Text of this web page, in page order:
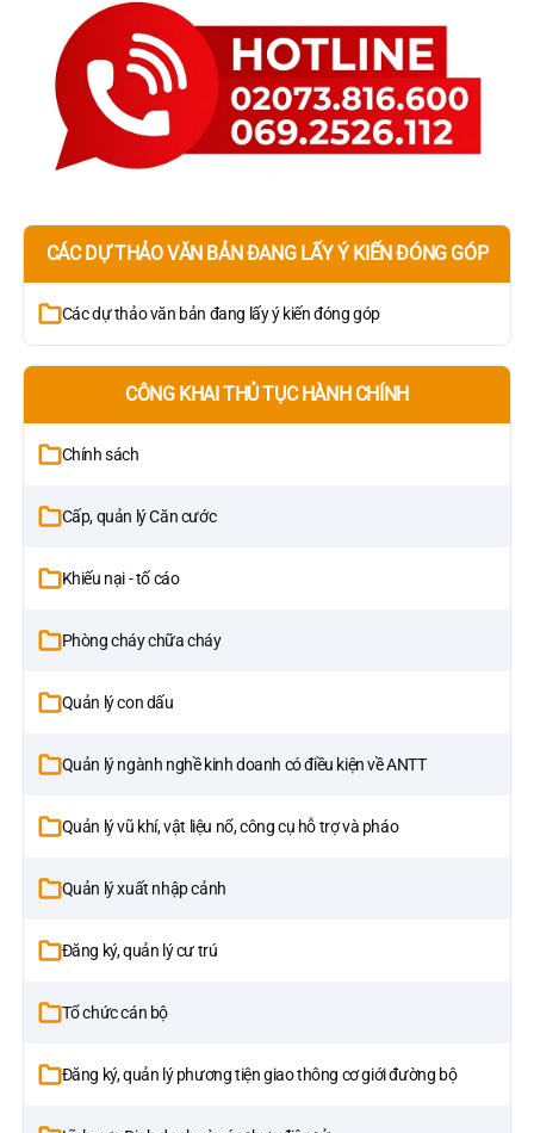
CÁC DỰ THẢO VĂN BẢN ĐANG LẤY Ý KIẾN ĐÓNG GÓP
Các dự thảo văn bản đang lấy ý kiến đóng góp
CÔNG KHAI THỦ TỤC HÀNH CHÍNH
Chính sách
Cấp, quản lý Căn cước
Khiếu nại - tố cáo
Phòng cháy chữa cháy
Quản lý con dấu
Quản lý ngành nghề kinh doanh có điều kiện về ANTT
Quản lý vũ khí, vật liệu nổ, công cụ hỗ trợ và pháo
Quản lý xuất nhập cảnh
Đăng ký, quản lý cư trú
Tổ chức cán bộ
Đăng ký, quản lý phương tiện giao thông cơ giới đường bộ